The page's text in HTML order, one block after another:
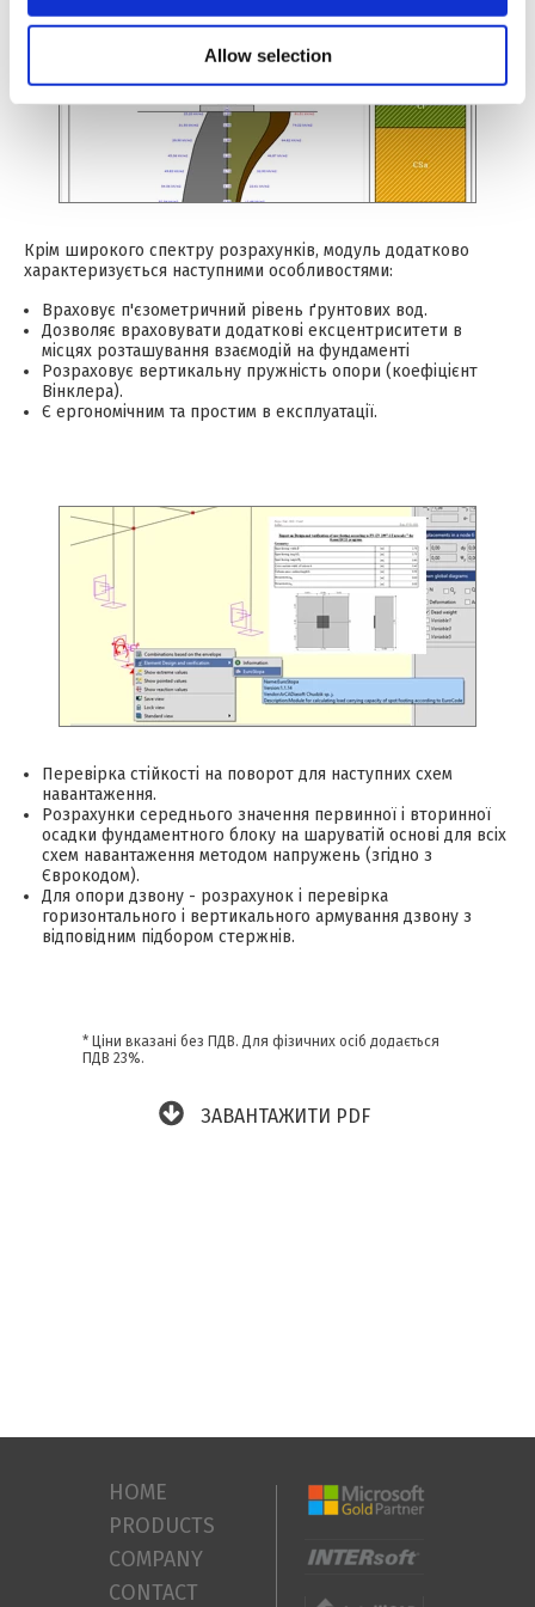
Allow selection
* Ціни вказані без ПДВ. Для фізичних осіб додається
ПДВ 23%.
Крім широкого спектру розрахунків, модуль додатково
характеризується наступними особливостями:
Враховує п'єзометричний рівень ґрунтових вод.
Дозволяє враховувати додаткові ексцентриситети в
місцях розташування взаємодій на фундаменті
Розраховує вертикальну пружність опори (коефіцієнт
Вінклера).
Є ергономічним та простим в експлуатації.
Перевірка стійкості на поворот для наступних схем
навантаження.
Розрахунки середнього значення первинної і вторинної
осадки фундаментного блоку на шаруватій основі для всіх
схем навантаження методом напружень (згідно з
Єврокодом).
Для опори дзвону - розрахунок і перевірка
горизонтального і вертикального армування дзвону з
відповідним підбором стержнів.
ЗАВАНТАЖИТИ PDF
HOME
PRODUCTS
COMPANY
CONTACT